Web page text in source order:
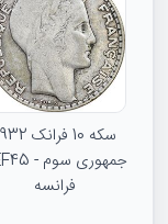
سکه 10
فرانسه